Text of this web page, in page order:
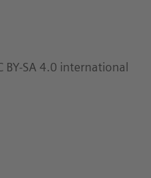
SA 4.0 international